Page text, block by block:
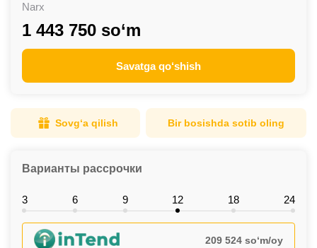
Narx
1 443 750 so‘m
Savatga qo‘shish
Sovg‘a qilish Bir bosishda sotib oling
Варианты рассрочки
3 6 9 12 18 24
209 524 so‘m/oy